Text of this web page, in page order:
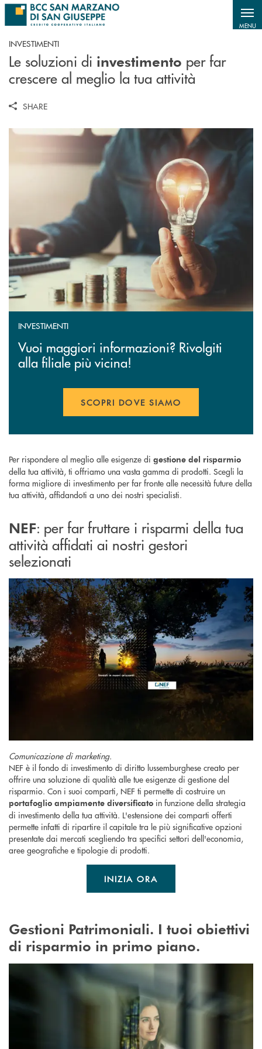
Salta al contenuto principale
MENU
INVESTIMENTI
Le soluzioni di investimento per far
crescere al meglio la tua attività
SHARE
INVESTIMENTI
Vuoi maggiori informazioni? Rivolgiti
alla filiale più vicina!
SCOPRI DOVE SIAMO
Per rispondere al meglio alle esigenze di gestione del risparmio
della tua attività, ti offriamo una vasta gamma di prodotti. Scegli la
forma migliore di investimento per far fronte alle necessità future della
tua attività, affidandoti a uno dei nostri specialisti.
NEF: per far fruttare i risparmi della tua
attività affidati ai nostri gestori
selezionati
Comunicazione di marketing.
NEF è il fondo di investimento di diritto lussemburghese creato per
offrire una soluzione di qualità alle tue esigenze di gestione del
risparmio. Con i suoi comparti, NEF ti permette di costruire un
portafoglio ampiamente diversificato in funzione della strategia
di investimento della tua attività. L'estensione dei comparti offerti
permette infatti di ripartire il capitale tra le più significative opzioni
presentate dai mercati scegliendo tra specifici settori dell'economia,
aree geografiche e tipologie di prodotti.
INIZIA ORA
Gestioni Patrimoniali. I tuoi obiettivi
di risparmio in primo piano.